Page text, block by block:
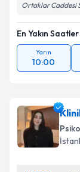
Ortaklar Caddesi
En Yakın Saatler
Yarın
10:00